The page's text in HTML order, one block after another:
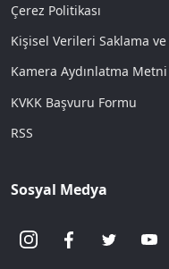
Çerez Politikası
Kişisel Verileri Saklama
Kamera Aydınlatma Metni
KVKK Başvuru Formu
RSS
Sosyal Medya